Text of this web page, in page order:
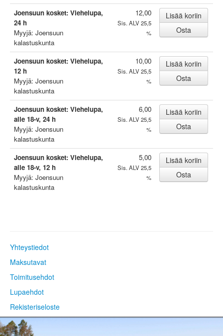
Joensuun kosket: Viehelupa,
24 h
Myyjä: Joensuun
kalastuskunta
12,00
Sis. ALV 25,5
%
Joensuun kosket: Viehelupa,
12 h
Myyjä: Joensuun
kalastuskunta
10,00
Sis. ALV 25,5
%
Joensuun kosket: Viehelupa,
alle 18-v, 24 h
Myyjä: Joensuun
kalastuskunta
6,00
Sis. ALV 25,5
%
Joensuun kosket: Viehelupa,
alle 18-v, 12 h
Myyjä: Joensuun
kalastuskunta
5,00
Sis. ALV 25,5
%
Yhteystiedot
Maksutavat
Toimitusehdot
Lupaehdot
Rekisteriseloste